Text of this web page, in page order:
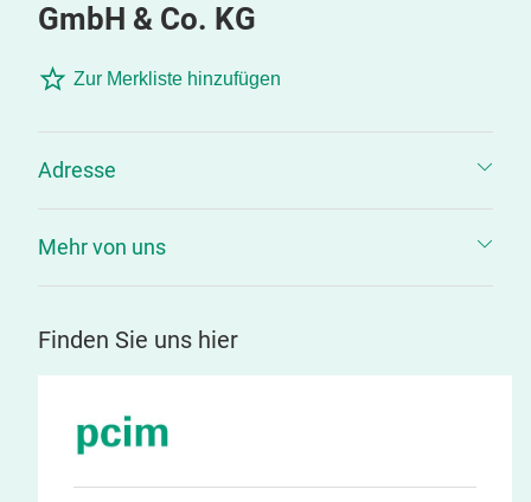
GmbH & Co. KG
Zur Merkliste hinzufügen
Adresse
Mehr von uns
Finden Sie uns hier